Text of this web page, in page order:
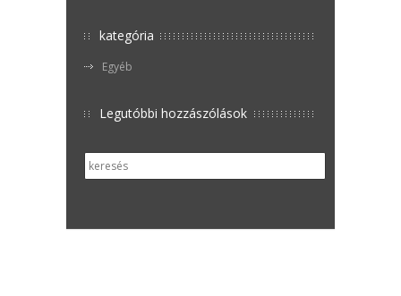
kategória
Egyéb
Legutóbbi hozzászólások